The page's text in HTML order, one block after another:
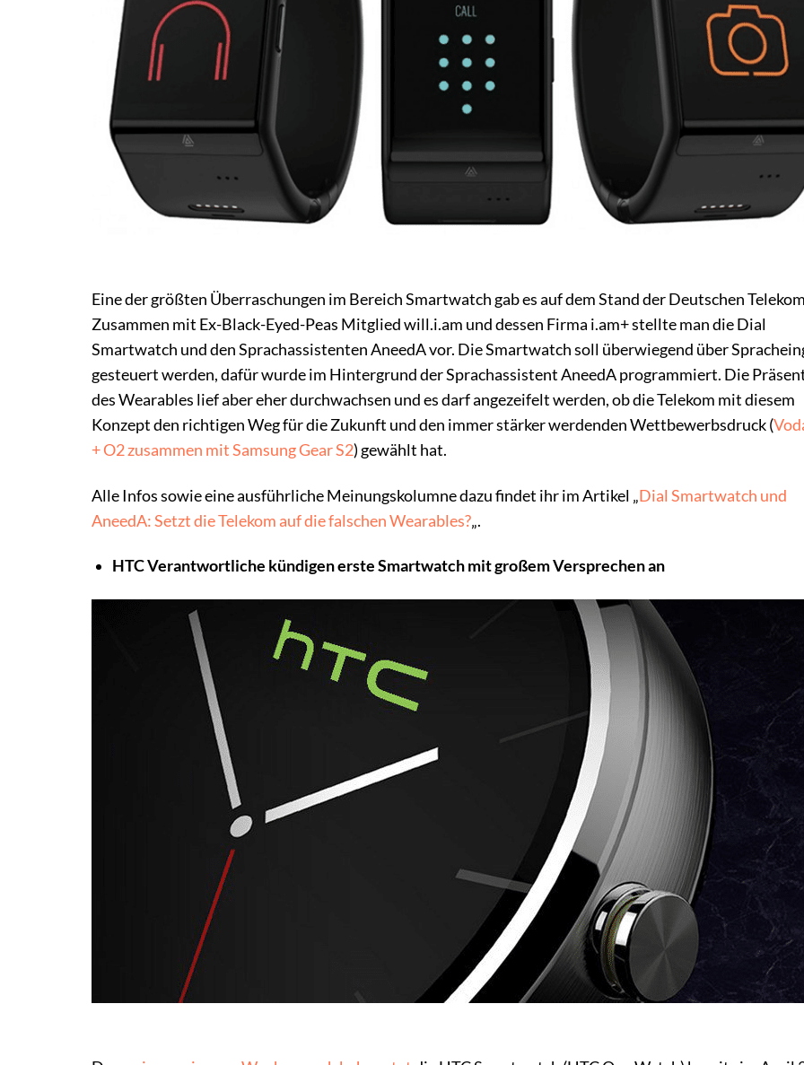
Eine der größten Überraschungen im Bereich Smartwatch gab es auf dem Stand der Deutschen
Zusammen mit Ex-Black-Eyed-Peas Mitglied will.i.am und dessen Firma i.am+ stellte man die Dial
Smartwatch und den Sprachassistenten AneedA vor. Die Smartwatch soll überwiegend über
gesteuert werden, dafür wurde im Hintergrund der Sprachassistent AneedA programmiert. Die
des Wearables lief aber eher durchwachsen und es darf angezeifelt werden, ob die Telekom mit diesem
Konzept den richtigen Weg für die Zukunft und den immer stärker werdenden Wettbewerbsdruck (
+ O2 zusammen mit Samsung Gear S2) gewählt hat.
Alle Infos sowie eine ausführliche Meinungskolumne dazu findet ihr im Artikel „Dial Smartwatch und
AneedA: Setzt die Telekom auf die falschen Wearables?„.
HTC Verantwortliche kündigen erste Smartwatch mit großem Versprechen an